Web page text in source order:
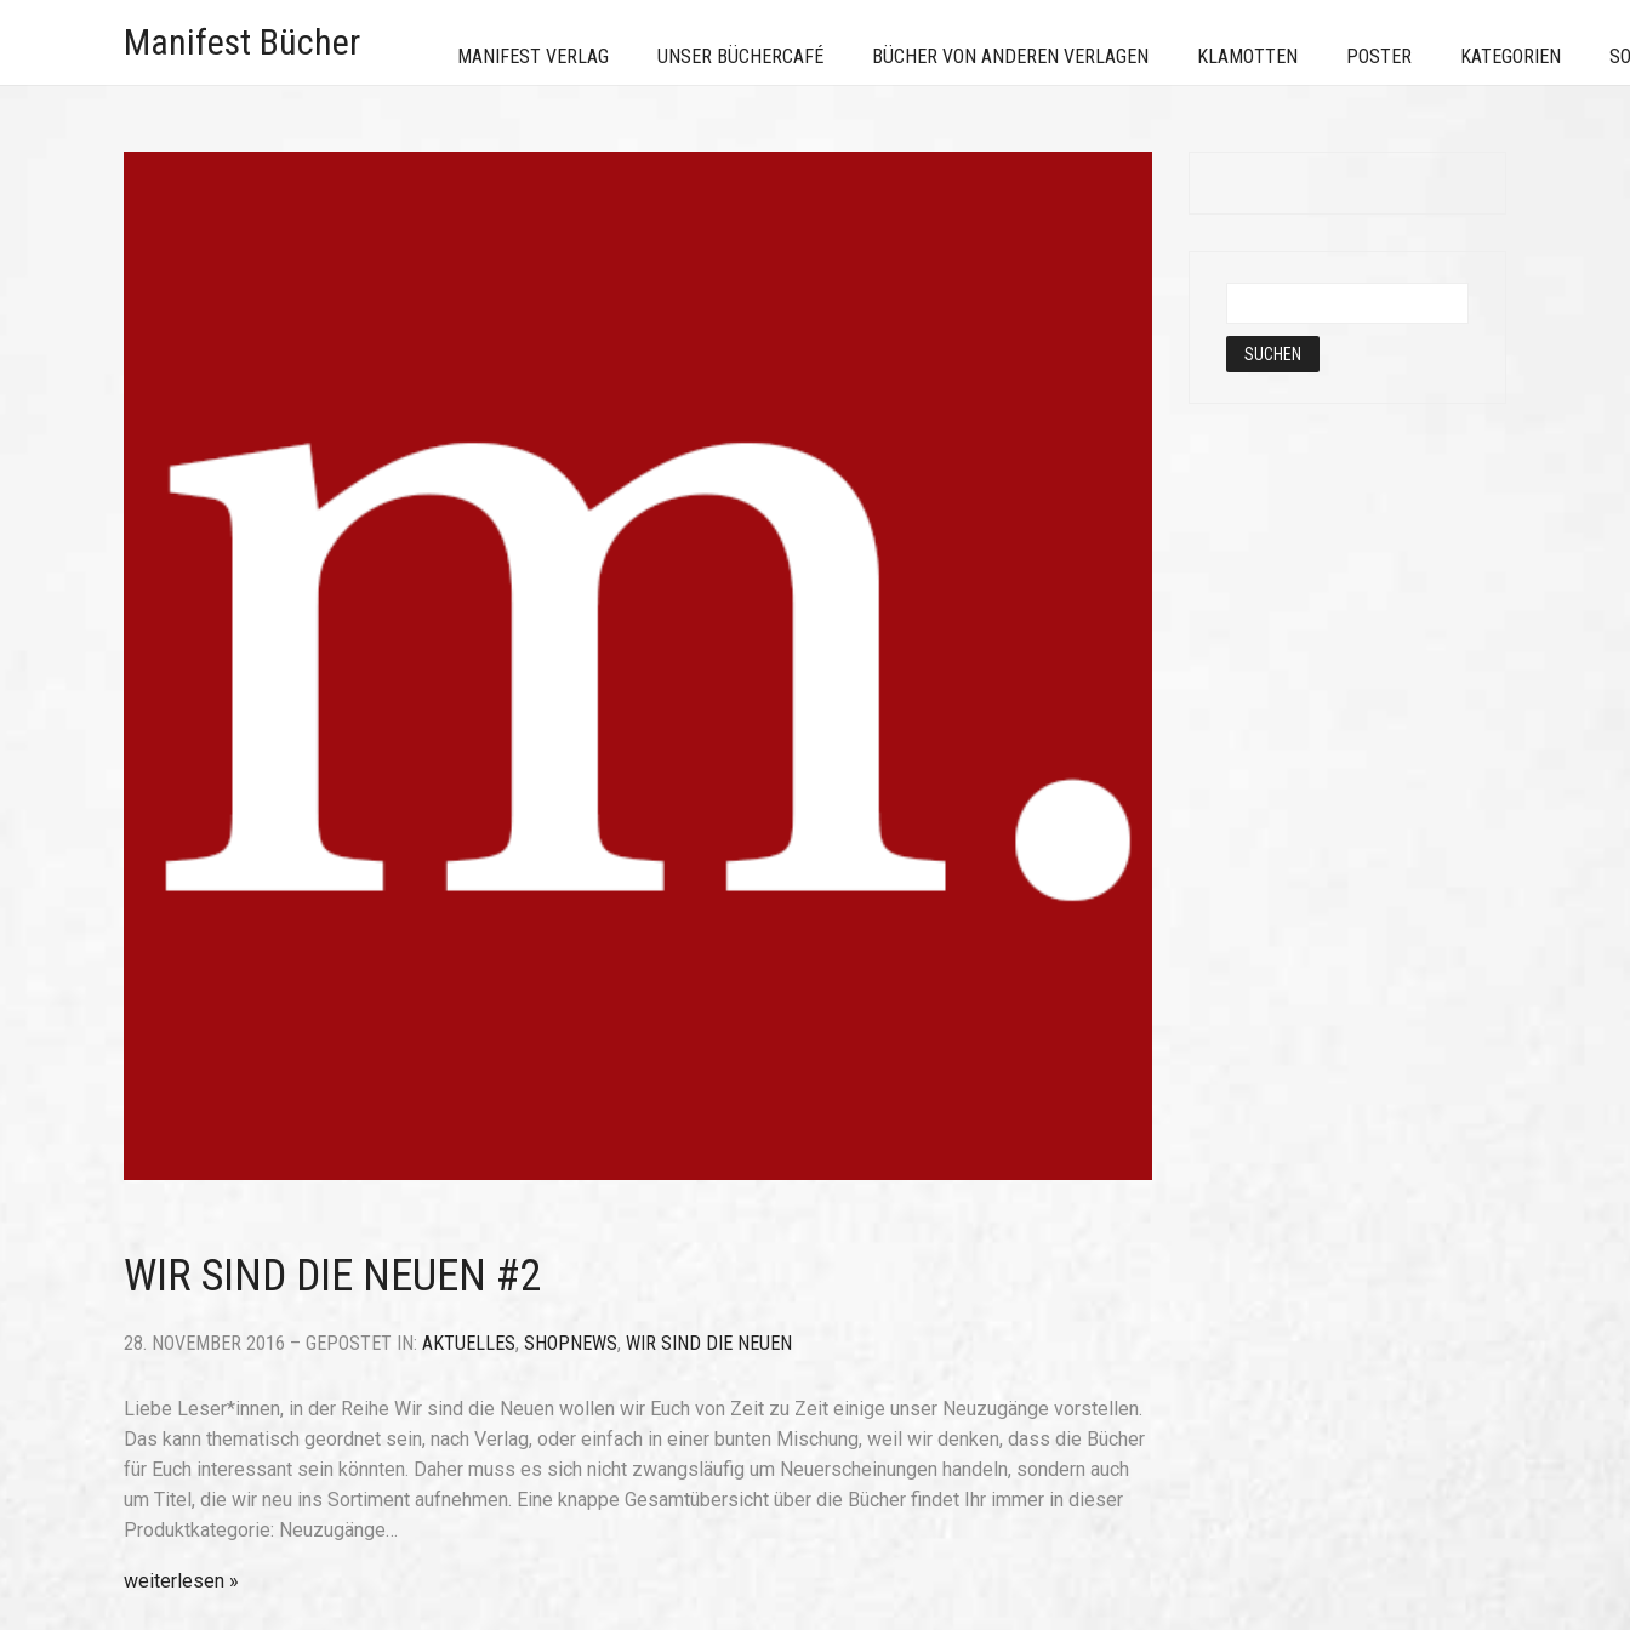
Manifest Bücher MANIFEST VERLAG UNSER BÜCHERCAFÉ BÜCHER VON ANDEREN VERLAGEN KLAMOTTEN POSTER KATEGORIEN
WIR SIND DIE NEUEN #2
28. NOVEMBER 2016 – GEPOSTET IN: AKTUELLES, SHOPNEWS, WIR SIND DIE NEUEN
Liebe Leser*innen, in der Reihe Wir sind die Neuen wollen wir Euch von Zeit zu Zeit einige unser Neuzugänge vorstellen.
Das kann thematisch geordnet sein, nach Verlag, oder einfach in einer bunten Mischung, weil wir denken, dass die Bücher
für Euch interessant sein könnten. Daher muss es sich nicht zwangsläufig um Neuerscheinungen handeln, sondern auch
um Titel, die wir neu ins Sortiment aufnehmen. Eine knappe Gesamtübersicht über die Bücher findet Ihr immer in dieser
Produktkategorie: Neuzugänge…
weiterlesen